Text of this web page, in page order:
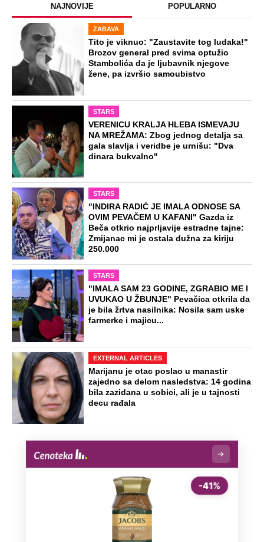
NAJNOVIJE POPULARNO
ZABAVA
Tito je viknuo: "Zaustavite tog ludaka!"
Brozov general pred svima optužio
Stambolića da je ljubavnik njegove
žene, pa izvršio samoubistvo
STARS
VERENICU KRALJA HLEBA ISMEVAJU
NA MREŽAMA: Zbog jednog detalja sa
gala slavlja i veridbe je urnišu: "Dva
dinara bukvalno"
STARS
"INDIRA RADIĆ JE IMALA ODNOSE SA
OVIM PEVAČEM U KAFANI" Gazda iz
Beča otkrio najprljavije estradne tajne:
Zmijanac mi je ostala dužna za kiriju
250.000
STARS
"IMALA SAM 23 GODINE, ZGRABIO ME I
UVUKAO U ŽBUNJE" Pevačica otkrila da
je bila žrtva nasilnika: Nosila sam uske
farmerke i majicu...
EXTERNAL ARTICLES
Marijanu je otac poslao u manastir
zajedno sa delom nasledstva: 14 godina
bila zazidana u sobici, ali je u tajnosti
decu rađala